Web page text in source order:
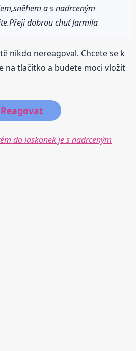
a s nadrceným
dobrou chuť Jarmila
nikdo nereagoval. Chcete se k
na tlačítko a budete moci vložit
Reagovat
do laskonek je s nadrceným